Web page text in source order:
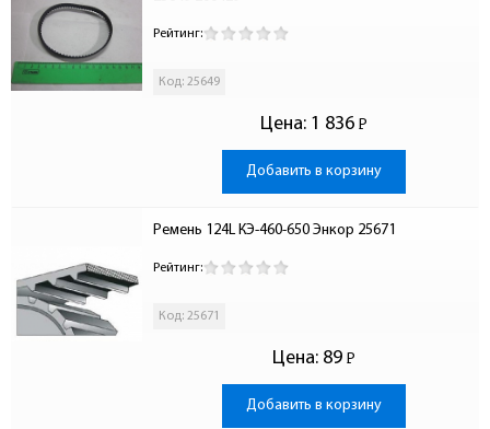
Рейтинг:
Код: 25649
Цена: 1 836 Р
-
Добавить в корзину
Ремень 124L КЭ-460-650 Энкор 25671
Рейтинг:
Код: 25671
Цена: 89 Р
-
Добавить в корзину